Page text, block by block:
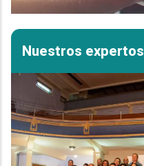
Nuestros expertos